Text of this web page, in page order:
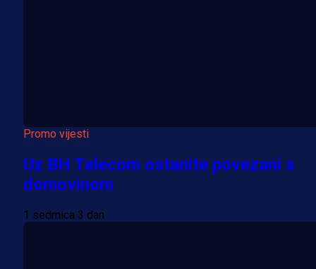
Promo vijesti
Uz BH Telecom ostanite povezani s
domovinom
1 sedmica 3 dan